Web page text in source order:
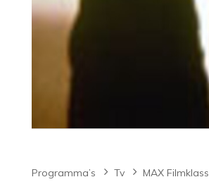
Programma’s Tv MAX